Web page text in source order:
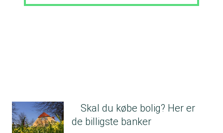
Skal du købe bolig? Her er
de billigste banker